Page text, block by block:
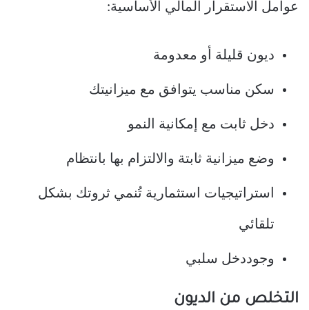
عوامل الاستقرار المالي الأساسية:
ديون قليلة أو معدومة
سكن مناسب يتوافق مع ميزانيتك
دخل ثابت مع إمكانية النمو
وضع ميزانية ثابتة والالتزام بها بانتظام
استراتيجيات استثمارية تُنمي ثروتك بشكل
تلقائي
وجوددخل سلبي
التخلص من الديون